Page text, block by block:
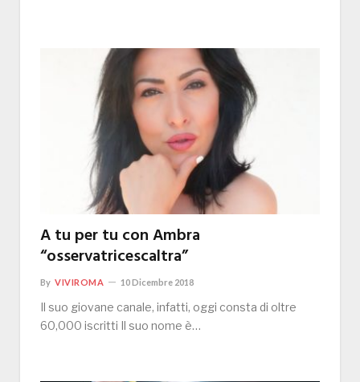
A tu per tu con Ambra
“osservatricescaltra”
By VIVIROMA 10 Dicembre 2018
Il suo giovane canale, infatti, oggi consta di oltre
60,000 iscritti Il suo nome è…